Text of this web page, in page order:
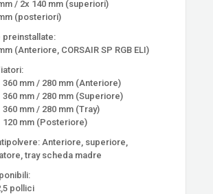
/ 2x 140 mm (superiori)
(posteriori)
preinstallate:
(Anteriore, CORSAIR SP RGB ELI)
360 mm / 280 mm (Anteriore)
360 mm / 280 mm (Superiore)
360 mm / 280 mm (Tray)
120 mm (Posteriore)
Anteriore, superiore,
tray scheda madre
pollici